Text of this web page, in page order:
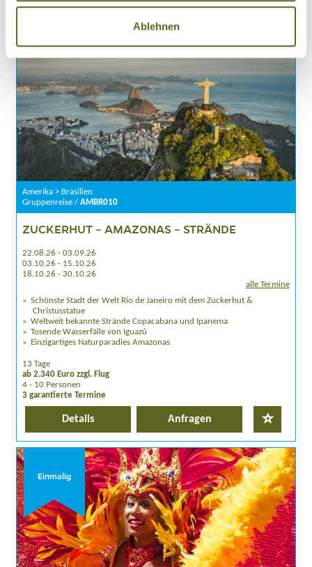
Ablehnen
Amerika > Brasilien
Gruppenreise / AMBR010
ZUCKERHUT – AMAZONAS – STRÄNDE
22.08.26 - 03.09.26
03.10.26 - 15.10.26
18.10.26 - 30.10.26
alle Termine
Schönste Stadt der Welt Rio de Janeiro mit dem Zuckerhut &
Christusstatue
Weltweit bekannte Strände Copacabana und Ipanema
Tosende Wasserfälle von Iguazú
Einzigartiges Naturparadies Amazonas
13 Tage
ab 2.340 Euro zzgl. Flug
4 - 10 Personen
3 garantierte Termine
Details Anfragen
Einmalig